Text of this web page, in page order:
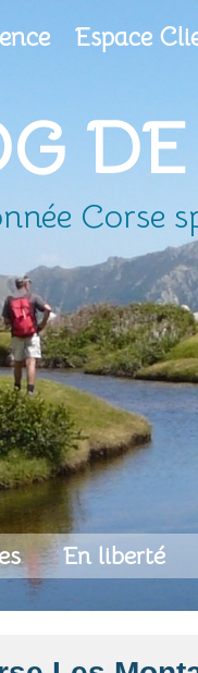
Espace
Corse
En liberté